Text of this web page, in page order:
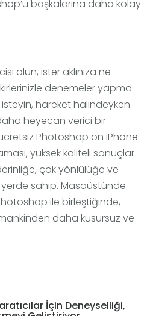
başkalarına daha kolay
olun, ister aklınıza ne
denemeler yapma
hareket halindeyken
heyecan verici bir
Photoshop on iPhone
yüksek kaliteli sonuçlar
çok yönlülüğe ve
sahip. Masaüstünde
ile birleştiğinde,
daha kusursuz ve
İçin Deneyselliği,